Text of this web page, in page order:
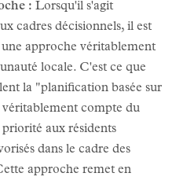
: Lorsqu'il s'agit
cadres décisionnels, il est
approche véritablement
locale. C'est ce que
la "planification basée sur
compte du
aux résidents
dans le cadre des
approche remet en